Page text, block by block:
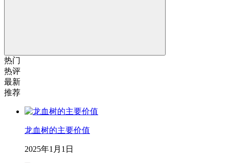
热门
热评
最新
推荐
龙血树的主要价值
2025年1月1日